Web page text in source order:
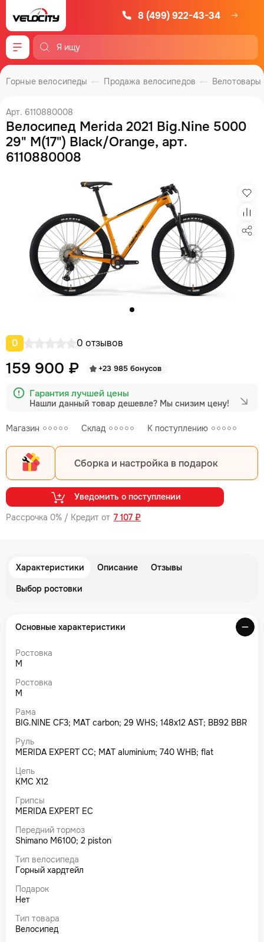
8 (499) 922-43-34
Меню
Велотовары
Продажа велосипедов
Горные велосипеды
Арт. 6110880008
Велосипед Merida 2021 Big.Nine 5000
29" M(17") Black/Orange, арт.
6110880008
0 0 отзывов
Магазин Склад К поступлению
159 900 ₽ +23 985 бонусов
Гарантия лучшей цены
Нашли данный товар дешевле? Мы снизим цену!
Рассрочка 0% / Кредит от 7 107 ₽
Сборка и настройка в подарок
Уведомить о поступлении
Характеристики Описание
Отзывы
Выбор ростовки
Основные характеристики
Ростовка
M
Ростовка
M
Рама
BIG.NINE CF3; MAT carbon; 29 WHS; 148x12 AST; BB92 BBR
Руль
MERIDA EXPERT CC; MAT aluminium; 740 WHB; flat
Цепь
KMC X12
Грипсы
MERIDA EXPERT EC
Передний тормоз
Shimano M6100; 2 piston
Тип велосипеда
Горный хардтейл
Подарок
Нет
Тип товара
Велосипед